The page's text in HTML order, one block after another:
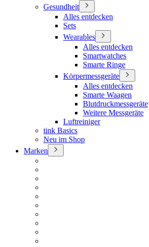
Gesundheit
Alles entdecken
Sets
Wearables
Alles entdecken
Smartwatches
Smarte Ringe
Körpermessgeräte
Alles entdecken
Smarte Waagen
Blutdruckmessgeräte
Weitere Messgeräte
Luftreiniger
tink Basics
Neu im Shop
Marken